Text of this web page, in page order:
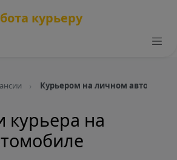
Курьером на личном авто
курьера на